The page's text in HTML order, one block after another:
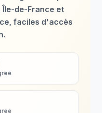
de-France et
faciles d'accès